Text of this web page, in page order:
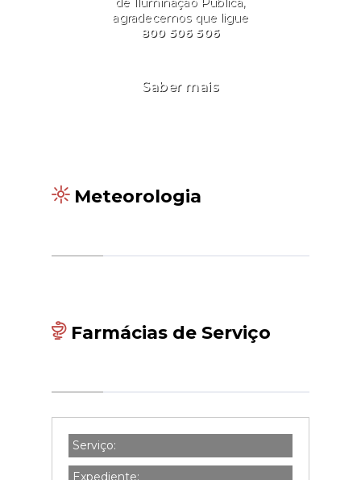
agradecemos que ligue
800 506 506
Saber mais
Meteorologia
Farmácias de Serviço
Serviço:
Expediente: